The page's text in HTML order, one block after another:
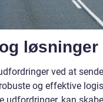
ved at
og effektive